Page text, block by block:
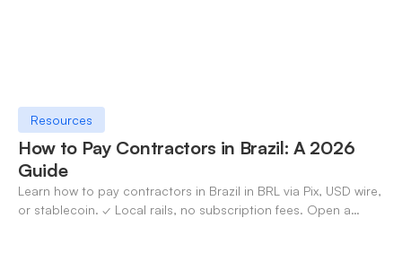
Resources
How to Pay Contractors in Brazil: A 2026
Guide
Learn how to pay contractors in Brazil in BRL via Pix, USD wire,
or stablecoin. ✓ Local rails, no subscription fees. Open a